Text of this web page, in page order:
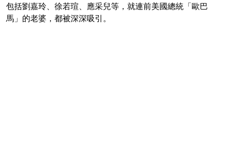
包括劉嘉玲、徐若瑄、應采兒等，就連前美國總統「歐巴
馬」的老婆，都被深深吸引。